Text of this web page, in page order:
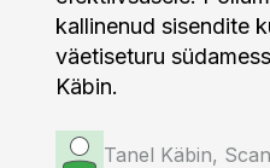
kallinenud sisendite
väetiseturu
Käbin.
Tanel Käbin,